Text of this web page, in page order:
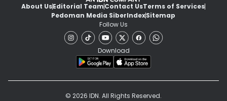
About UsEditorial TeamContact UsTerms of Services
Pedoman Media SiberIndexSitemap
Follow Us
Download
© 2026 IDN. All Rights Reserved.